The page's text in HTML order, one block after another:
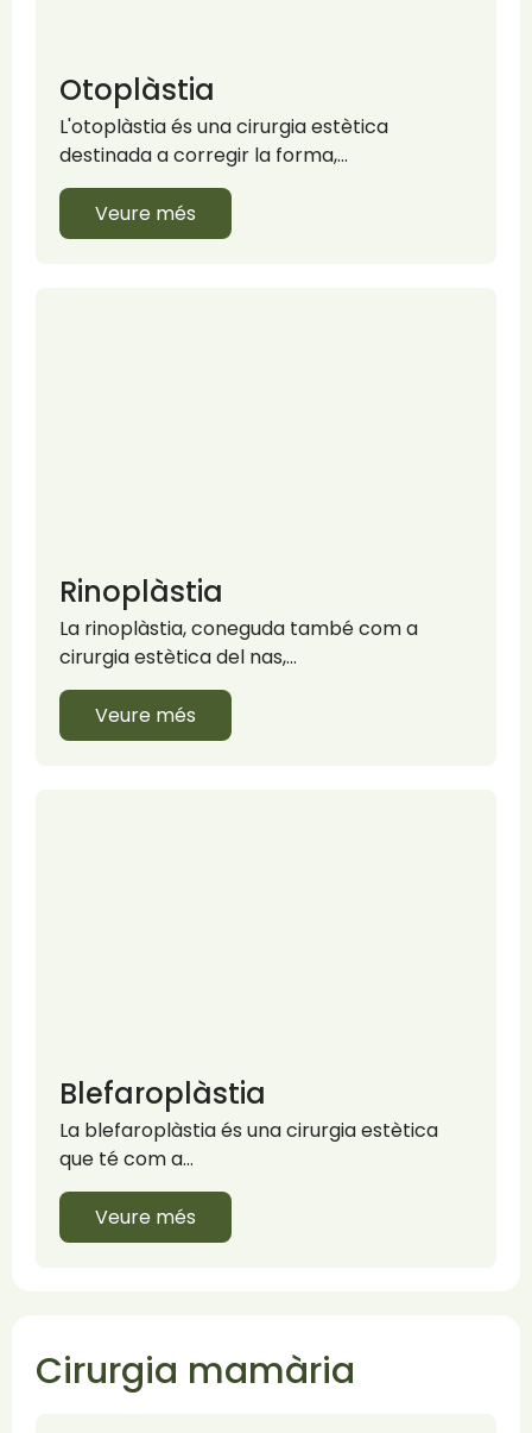
Otoplàstia
L'otoplàstia és una cirurgia estètica
destinada a corregir la forma,…
Veure més
Rinoplàstia
La rinoplàstia, coneguda també com a
cirurgia estètica del nas,…
Veure més
Blefaroplàstia
La blefaroplàstia és una cirurgia estètica
que té com a…
Veure més
Cirurgia mamària